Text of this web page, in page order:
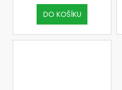
DO KOŠÍKU